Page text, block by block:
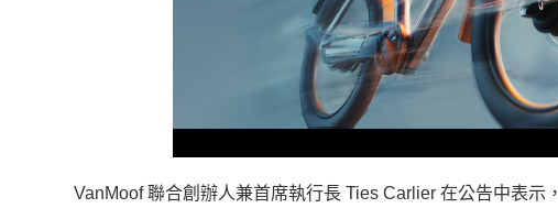
VanMoof 聯合創辦人兼首席執行長 Ties Carlier 在公告中表